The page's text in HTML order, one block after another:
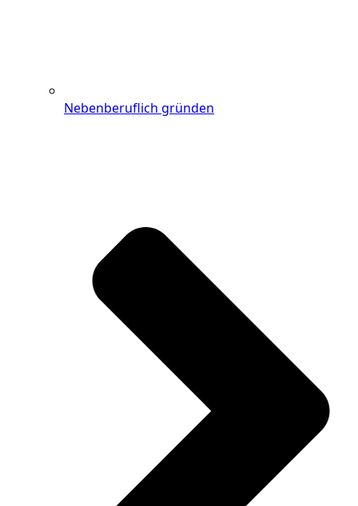
Nebenberuflich gründen